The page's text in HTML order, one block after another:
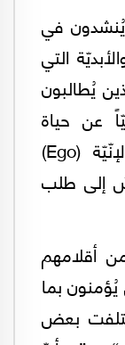
في
التي
يُطالبون
عن حياة
الجسد الحيوانيّة الفانية وحياة الإنّيّة (Ego)
إلى طلب
أقلامهم
بما
بعض